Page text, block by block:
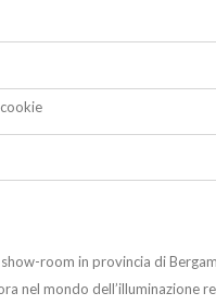
room in provincia di
nel mondo dell’illuminazione